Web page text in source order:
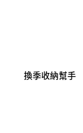
換季收納幫手